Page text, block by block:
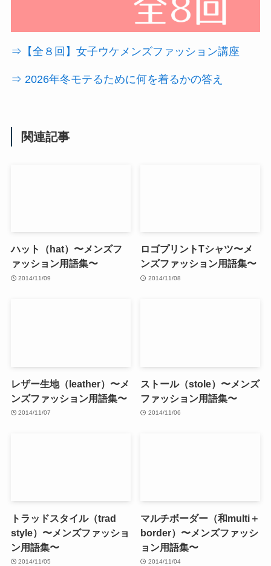
⇒【全８回】女子ウケメンズファッション講座
⇒ 2026年冬モテるために何を着るかの答え
関連記事
ハット（hat）〜メンズフ
ァッション用語集〜
2014/11/09
ロゴプリントTシャツ〜メ
ンズファッション用語集〜
2014/11/08
レザー生地（leather）〜メ
ンズファッション用語集〜
2014/11/07
ストール（stole）〜メンズ
ファッション用語集〜
2014/11/06
トラッドスタイル（trad
style）〜メンズファッショ
ン用語集〜
2014/11/05
マルチボーダー（和multi＋
border）〜メンズファッシ
ョン用語集〜
2014/11/04